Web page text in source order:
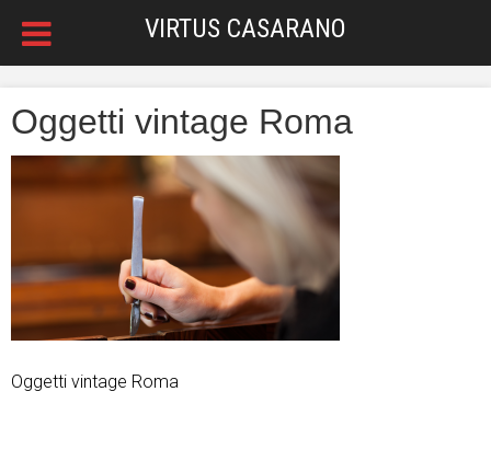
VIRTUS CASARANO
Oggetti vintage Roma
Oggetti vintage Roma